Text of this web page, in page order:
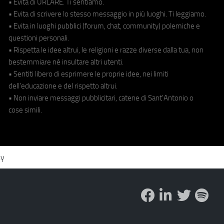
• Evita di URLARE. Ti sentiamo.
• Evita di scrivere lo stesso messaggio in più luoghi. Ti leggiamo.
• Evita in luoghi pubblici (forum, chat, community) polemiche e
questioni personali.
• Rispetta le idee altrui, le religioni e razze diverse dalla tua, non
bestemmiare né insultare altri utenti.
• Sentiti libero di esprimere le proprie idee, nei limiti
dell'educazione e del rispetto altrui.
• Non inviare messaggi pubblicitari, catene di Sant'Antonio o
cose simili.